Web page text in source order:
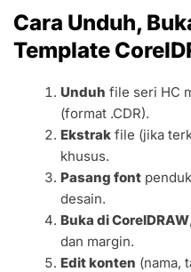
Cara Unduh,
Template
Unduh file seri HC
(format .CDR).
Ekstrak file (jika
khusus.
Pasang font
desain.
Buka di CorelDRAW
dan margin.
Edit konten (nama,